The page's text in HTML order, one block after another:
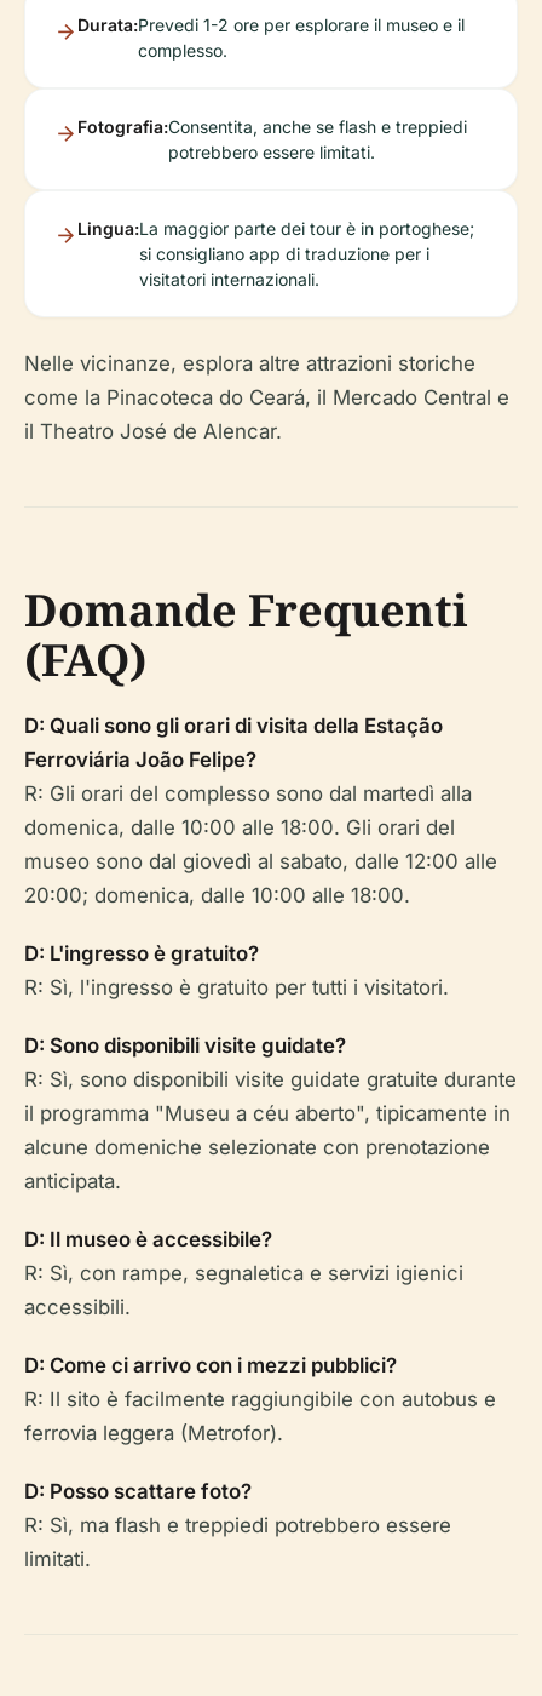
Durata:Prevedi 1-2 ore per esplorare il museo e il
complesso.
Fotografia:Consentita, anche se flash e treppiedi
potrebbero essere limitati.
Lingua:La maggior parte dei tour è in portoghese;
si consigliano app di traduzione per i
visitatori internazionali.
Nelle vicinanze, esplora altre attrazioni storiche
come la Pinacoteca do Ceará, il Mercado Central e
il Theatro José de Alencar.
Domande Frequenti
(FAQ)
D: Quali sono gli orari di visita della Estação
Ferroviária João Felipe?
R: Gli orari del complesso sono dal martedì alla
domenica, dalle 10:00 alle 18:00. Gli orari del
museo sono dal giovedì al sabato, dalle 12:00 alle
20:00; domenica, dalle 10:00 alle 18:00.
D: L'ingresso è gratuito?
R: Sì, l'ingresso è gratuito per tutti i visitatori.
D: Sono disponibili visite guidate?
R: Sì, sono disponibili visite guidate gratuite durante
il programma "Museu a céu aberto", tipicamente in
alcune domeniche selezionate con prenotazione
anticipata.
D: Il museo è accessibile?
R: Sì, con rampe, segnaletica e servizi igienici
accessibili.
D: Come ci arrivo con i mezzi pubblici?
R: Il sito è facilmente raggiungibile con autobus e
ferrovia leggera (Metrofor).
D: Posso scattare foto?
R: Sì, ma flash e treppiedi potrebbero essere
limitati.